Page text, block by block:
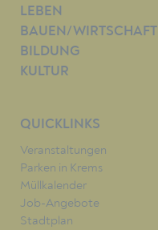
LEBEN
BAUEN/WIRTSCHAFT
BILDUNG
KULTUR
QUICKLINKS
Veranstaltungen
Parken in Krems
Müllkalender
Job-Angebote
Stadtplan